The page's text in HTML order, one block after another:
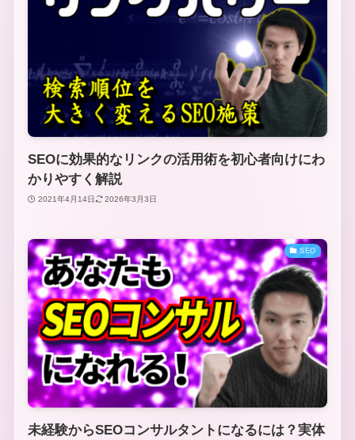
SEOに効果的なリンクの活用術を初心者向けにわ
かりやすく解説
2021年4月14日 2026年3月3日
SEO
未経験からSEOコンサルタントになるには？実体